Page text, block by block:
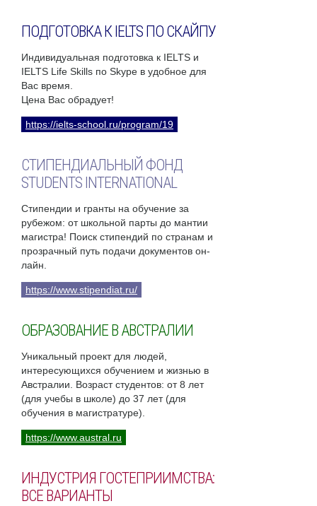
ПОДГОТОВКА К IELTS ПО СКАЙПУ
Индивидуальная подготовка к IELTS и
IELTS Life Skills по Skype в удобное для
Вас время.
Цена Вас обрадует!
https://ielts-school.ru/program/19
СТИПЕНДИАЛЬНЫЙ ФОНД
STUDENTS INTERNATIONAL
Стипендии и гранты на обучение за
рубежом: от школьной парты до мантии
магистра! Поиск стипендий по странам и
прозрачный путь подачи документов он-
лайн.
https://www.stipendiat.ru/
ОБРАЗОВАНИЕ В АВСТРАЛИИ
Уникальный проект для людей,
интересующихся обучением и жизнью в
Австралии. Возраст студентов: от 8 лет
(для учебы в школе) до 37 лет (для
обучения в магистратуре).
https://www.austral.ru
ИНДУСТРИЯ ГОСТЕПРИИМСТВА:
ВСЕ ВАРИАНТЫ